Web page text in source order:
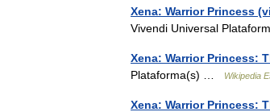
Xena: Warrior Princess
Vivendi Universal
Xena: Warrior Princess:
Plataforma(s) …
Wikipedia
Xena: Warrior Princess: